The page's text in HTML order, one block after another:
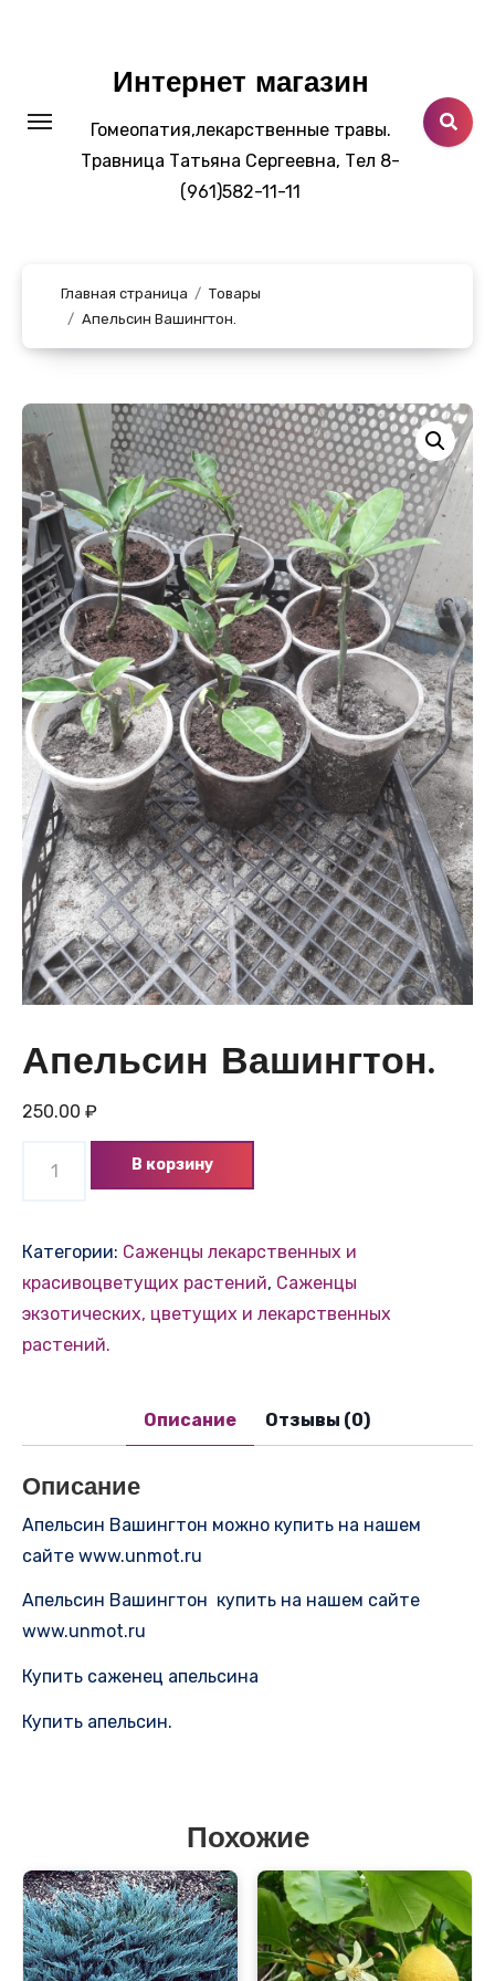
Интернет магазин
Гомеопатия,лекарственные травы.
Травница Татьяна Сергеевна, Тел 8-
(961)582-11-11
Главная страница
Товары
Апельсин Вашингтон.
Апельсин Вашингтон.
250.00 ₽
Вашингтон.
В корзину
Категории: Саженцы лекарственных и
красивоцветущих растений, Саженцы
экзотических, цветущих и лекарственных
растений.
Описание Отзывы (0)
Описание
Апельсин Вашингтон можно купить на нашем
сайте www.unmot.ru
Апельсин Вашингтон купить на нашем сайте
www.unmot.ru
Купить саженец апельсина
Купить апельсин.
Похожие